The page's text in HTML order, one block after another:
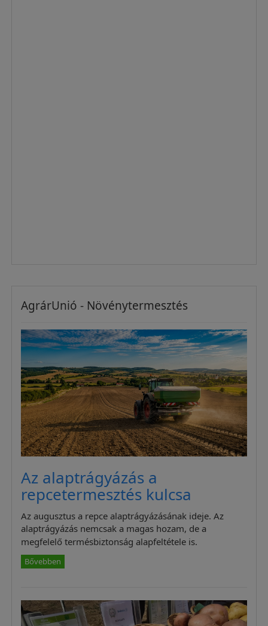
AgrárUnió - Növénytermesztés
Az alaptrágyázás a
repcetermesztés kulcsa
Az augusztus a repce alaptrágyázásának ideje. Az
alaptrágyázás nemcsak a magas hozam, de a
megfelelő termésbiztonság alapfeltétele is.
Bővebben